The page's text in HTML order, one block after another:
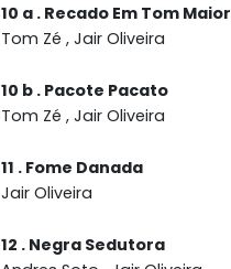
10 a . Recado Em Tom Maior
Tom Zé , Jair Oliveira
10 b . Pacote Pacato
Tom Zé , Jair Oliveira
11 . Fome Danada
Jair Oliveira
12 . Negra Sedutora